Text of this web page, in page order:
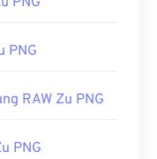
Betrachter
für
Ein
Hintergrund.
PNG
RAW Zu PNG
PNG